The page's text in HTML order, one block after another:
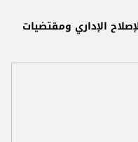
الإداري ومقتضيات